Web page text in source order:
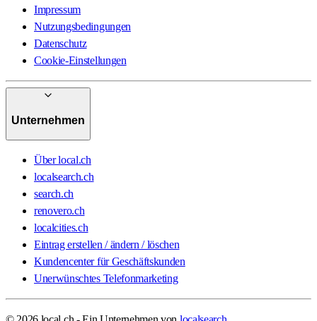
Impressum
Nutzungsbedingungen
Datenschutz
Cookie-Einstellungen
Unternehmen
Über local.ch
localsearch.ch
search.ch
renovero.ch
localcities.ch
Eintrag erstellen / ändern / löschen
Kundencenter für Geschäftskunden
Unerwünschtes Telefonmarketing